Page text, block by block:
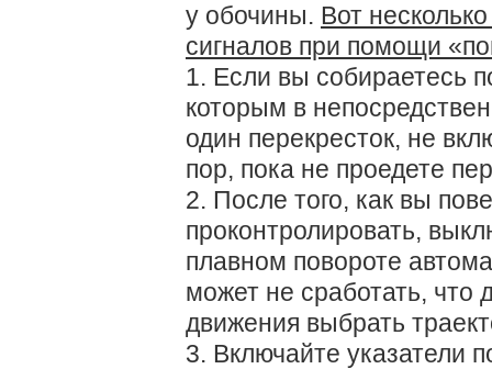
у обочины. Вот
сигналов при помощи
1. Если вы собираетесь
которым в
один перекресток, не
пор, пока не проедете
2. После того, как вы
проконтролировать,
плавном повороте
может не сработать, что
движения выбрать
3. Включайте указатели